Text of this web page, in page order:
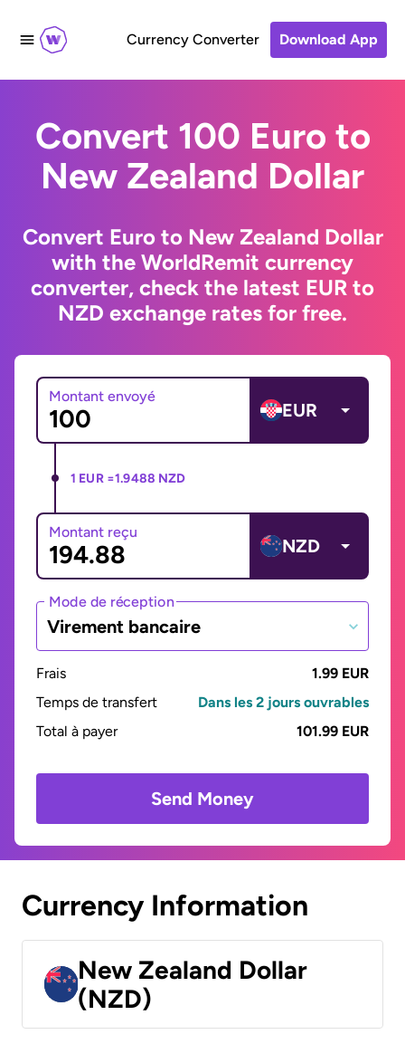
Currency Converter Download App
Convert 100 Euro to
New Zealand Dollar
Convert Euro to New Zealand Dollar
with the WorldRemit currency
converter, check the latest EUR to
NZD exchange rates for free.
Montant envoyé
EUR
1 EUR =1.9488 NZD
Montant reçu
NZD
Mode de réception
Virement bancaire
Frais
1.99 EUR
Temps de transfert
Dans les 2 jours ouvrables
Total à payer
101.99 EUR
Send Money
Currency Information
New Zealand Dollar
(NZD)